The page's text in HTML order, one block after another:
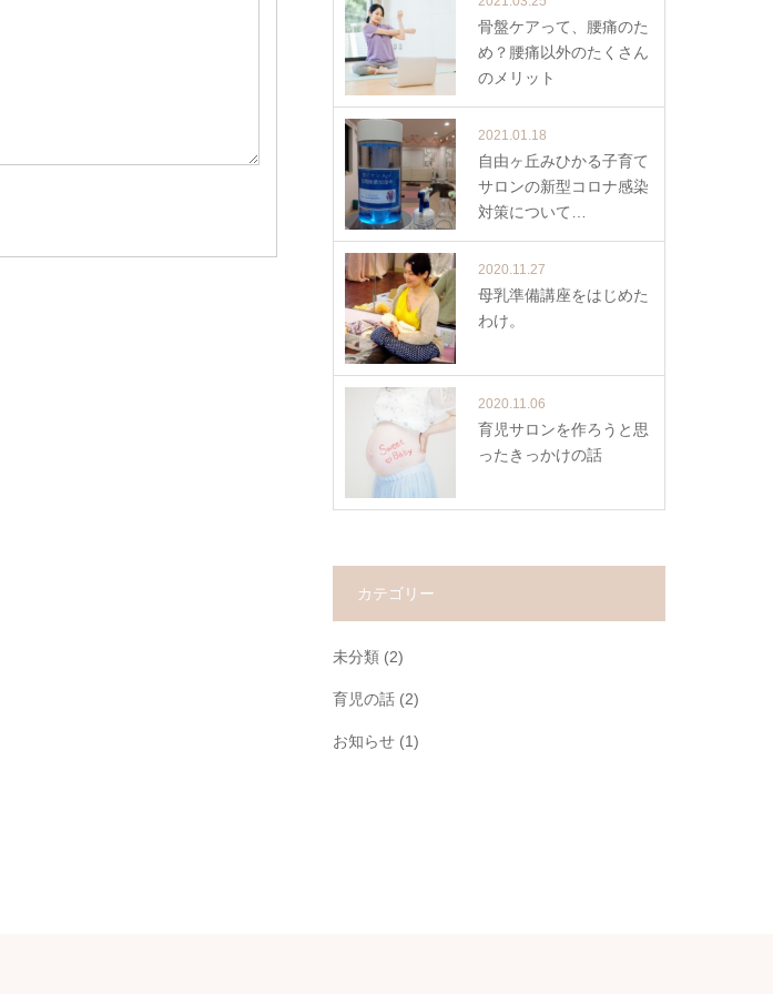
骨盤ケアって、腰痛のた
め？腰痛以外のたくさん
のメリット
2021.01.18
自由ヶ丘みひかる子育て
サロンの新型コロナ感染
対策について…
2020.11.27
母乳準備講座をはじめた
わけ。
2020.11.06
育児サロンを作ろうと思
ったきっかけの話
カテゴリー
未分類 (2)
育児の話 (2)
お知らせ (1)